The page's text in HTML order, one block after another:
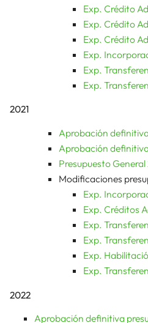
Exp. Crédito
Exp. Crédito
Exp. Crédito
Exp.
Exp.
Exp.
2021
Aprobación
Aprobación
Presupuesto General
Modificaciones
Exp.
Exp. Créditos
Exp.
Exp.
Exp.
Exp.
2022
Aprobación definitiva